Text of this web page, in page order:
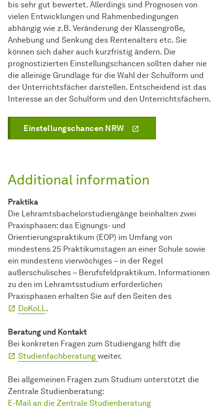
bis sehr gut bewertet. Allerdings sind Prognosen von
vielen Entwicklungen und Rahmenbedingungen
abhängig wie z.B. Veränderung der Klassengröße,
Anhebung und Senkung des Rentenalters etc. Sie
können sich daher auch kurzfristig ändern. Die
prognostizierten Einstellungschancen sollten daher nie
die alleinige Grundlage für die Wahl der Schulform und
der Unterrichtsfächer darstellen. Entscheidend ist das
Interesse an der Schulform und den Unterrichtsfächern.
Einstellungschancen NRW
Additional information
Praktika
Die Lehramtsbachelorstudiengänge beinhalten zwei
Praxisphasen: das Eignungs- und
Orientierungspraktikum (EOP) im Umfang von
mindestens 25 Praktikumstagen an einer Schule sowie
ein mindestens vierwöchiges – in der Regel
außerschulisches – Berufsfeldpraktikum. Informationen
zu den im Lehramtsstudium erforderlichen
Praxisphasen erhalten Sie auf den Seiten des
DoKoLL.
Beratung und Kontakt
Bei konkreten Fragen zum Studiengang hilft die
Studienfachberatung weiter.
Bei allgemeinen Fragen zum Studium unterstützt die
Zentrale Studienberatung:
E-Mail an die Zentrale Studienberatung